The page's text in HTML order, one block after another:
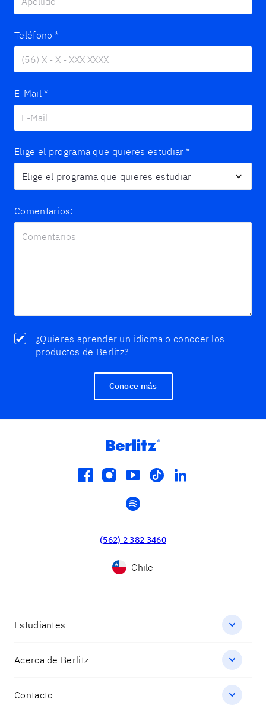
Teléfono *
E-Mail *
Elige el programa que quieres estudiar *
Comentarios:
¿Quieres aprender un idioma o conocer los
productos de Berlitz?
Conoce más
facebook
instagram
youtube
tiktoklinkedin
spotify
(562) 2 382 3460
Chile
Estudiantes
Acerca de Berlitz
Contacto